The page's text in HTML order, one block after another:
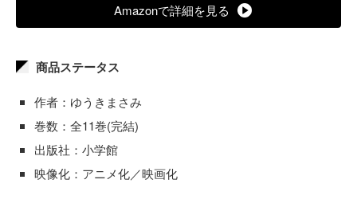
Amazonで詳細を見る
商品ステータス
作者：ゆうきまさみ
巻数：全11巻(完結)
出版社：小学館
映像化：アニメ化／映画化